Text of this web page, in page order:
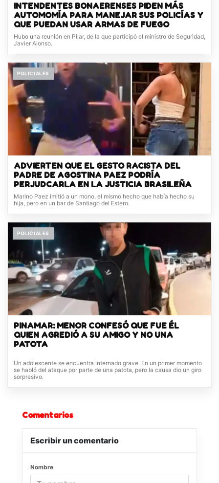
INTENDENTES BONAERENSES PIDEN MÁS
AUTOMOMÍA PARA MANEJAR SUS POLICÍAS Y
QUE PUEDAN USAR ARMAS DE FUEGO
Hubo una reunión en Pilar, de la que participó el ministro de Seguridad,
Javier Alonso.
POLICIALES
ADVIERTEN QUE EL GESTO RACISTA DEL
PADRE DE AGOSTINA PAEZ PODRÍA
PERJUDCARLA EN LA JUSTICIA BRASILEÑA
Marino Paez imitió a un mono, el mismo hecho que había hecho su
hija, pero en un bar de Santiago del Estero.
POLICIALES
PINAMAR: MENOR CONFESÓ QUE FUE ÉL
QUIEN AGREDIÓ A SU AMIGO Y NO UNA
PATOTA
Un adolescente se encuentra internado grave. En un primer momento
se habló del ataque por parte de una patota, pero la causa dio un giro
sorpresivo.
Comentarios
Escribir un comentario
Nombre